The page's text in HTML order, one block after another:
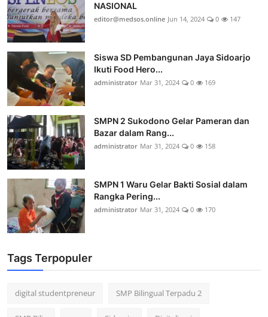
NASIONAL
editor@medsos.online Jun 14, 2024 0 147
Siswa SD Pembangunan Jaya Sidoarjo
Ikuti Food Hero...
administrator Mar 31, 2024 0 169
SMPN 2 Sukodono Gelar Pameran dan
Bazar dalam Rang...
administrator Mar 31, 2024 0 158
SMPN 1 Waru Gelar Bakti Sosial dalam
Rangka Pering...
administrator Mar 31, 2024 0 170
Tags Terpopuler
digital studentpreneur SMP Bilingual Terpadu 2